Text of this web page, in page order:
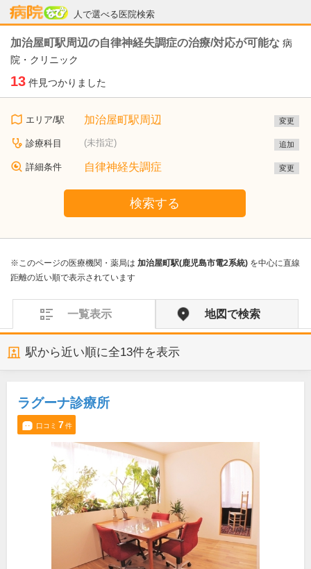
人で選べる医院検索
病院なび
加治屋町駅周辺の自律神経失調症の治療/対応が可能な 病
院・クリニック
13 件見つかりました
エリア/駅 加治屋町駅周辺 変更
診療科目 (未指定) 追加
詳細条件 自律神経失調症 変更
検索する
※このページの医療機関・薬局は 加治屋町駅(鹿児島市電2系統) を中心に直線
距離の近い順で表示されています
一覧表示 地図で検索
駅から近い順に全13件を表示
ラグーナ診療所
口コミ 7件